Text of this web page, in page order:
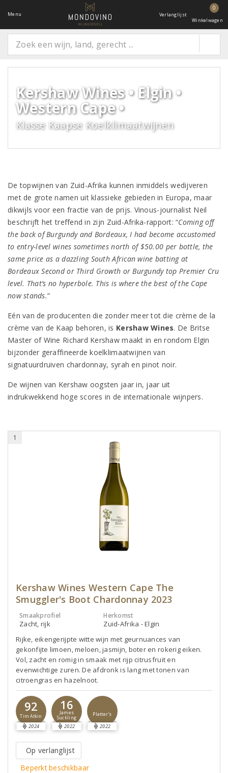
Menu Verlanglijst
0
Winkelwagen
Kershaw Wines • Elgin •
Western Cape •
Klasse Kaapse Koelklimaatwijnen
De topwijnen van Zuid-Afrika kunnen inmiddels wedijveren
met de grote namen uit klassieke gebieden in Europa, maar
dikwijls voor een fractie van de prijs. Vinous-journalist Neil
beschrijft het treffend in zijn Zuid-Afrika-rapport: “Coming off
the back of Burgundy and Bordeaux, I had become accustomed
to entry-level wines sometimes north of $50.00 per bottle, the
same price as a dazzling South African wine batting at
Bordeaux Second or Third Growth or Burgundy top Premier Cru
level. That’s no hyperbole. This is where the best of the Cape
now stands.”
Eén van de producenten die zonder meer tot die crème de la
crème van de Kaap behoren, is Kershaw Wines. De Britse
Master of Wine Richard Kershaw maakt in en rondom Elgin
bijzonder geraffineerde koelklimaatwijnen van
signatuurdruiven chardonnay, syrah en pinot noir.
De wijnen van Kershaw oogsten jaar in, jaar uit
indrukwekkend hoge scores in de internationale wijnpers.
1
Kershaw Wines Western Cape The
Smuggler's Boot Chardonnay 2023
Smaakprofiel
Zacht, rijk
Herkomst
Zuid-Afrika - Elgin
Rijke, eikengerijpte witte wijn met geurnuances van
gekonfijte limoen, meloen, jasmijn, boter en rokerig eiken.
Vol, zacht en romig in smaak met rijp citrusfruit en
evenwichtige zuren. De afdronk is lang met tonen van
citroengras en hazelnoot.
92
Tim Atkin
2024
16
James
Suckling
2022
Platter's
2022
Op verlanglijst
Beperkt beschikbaar